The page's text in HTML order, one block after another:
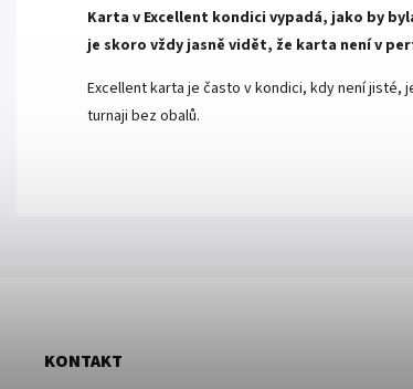
Karta v Excellent kondici vypadá, jako by
je skoro vždy jasně vidět, že karta není v
Excellent karta je často v kondici, kdy není jisté,
turnaji bez obalů.
KONTAKT